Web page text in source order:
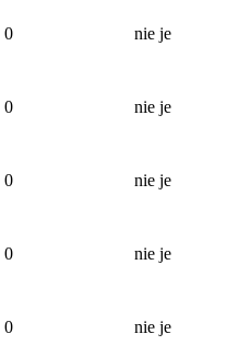
0 nie je
0 nie je
0 nie je
0 nie je
0 nie je